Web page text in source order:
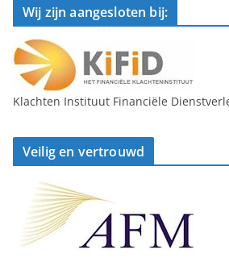
Wij zijn aangesloten bij:
Klachten Instituut Financiële
Veilig en vertrouwd